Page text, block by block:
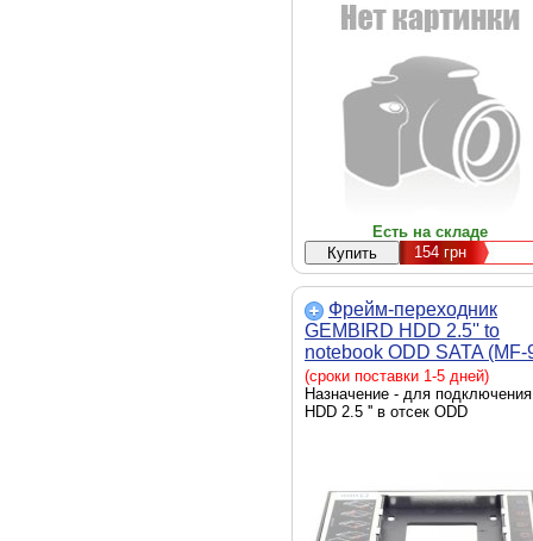
Есть на складе
154грн
Фрейм-переходник
GEMBIRD HDD 2.5'' to
notebook ODD SATA (MF-
02)
(сроки поставки 1-5 дней)
Назначение - для подключения
HDD 2.5 '' в отсек ODD